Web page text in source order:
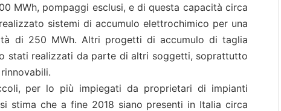
MWh, pompaggi esclusi, e di questa capacità circa
sistemi di accumulo elettrochimico per una
di 250 MWh. Altri progetti di accumulo di taglia
stati realizzati da parte di altri soggetti, soprattutto
per lo più impiegati da proprietari di impianti
stima che a fine 2018 siano presenti in Italia circa